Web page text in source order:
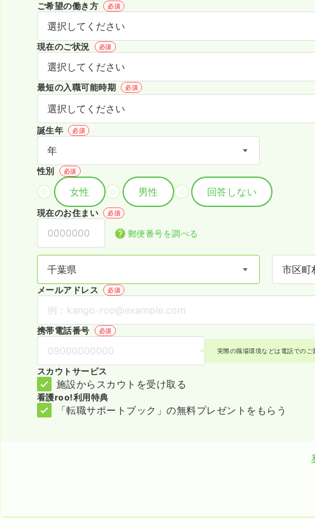
ご希望の働き方 必須
現在のご状況 必須
最短の入職可能時期 必須
誕生年 必須
性別 必須
女性 男性 回答しない
現在のお住まい 必須
郵便番号を調べる
メールアドレス 必須
携帯電話番号 必須
実際の職場環境などは電話でのご
スカウトサービス
施設からスカウトを受け取る
看護roo!利用特典
「転職サポートブック」の無料プレゼントをもらう